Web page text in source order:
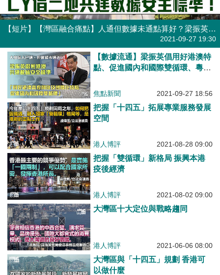
【短片】【灣區融合痛點】人通但數據未通點算好？梁振英：用好港澳高度開放和國際化特點、有效促進國內和國際雙循環、倡粵港澳三地共建數據安全標準、發揮樞紐角色、多方促進數字融合！
2021-09-27 19:30
【數據流通】梁振英倡用好港澳特
點、促進國內和國際雙循環、粵港
焦點新聞 2021-09-27 18:56
把握「十四五」拓展專業服務發展
空間
港人博評 2021-08-28 09:00
把握「雙循環」新格局 振興本港
疫後經濟
港人博評 2021-08-02 09:00
大灣區十大定位與戰略趨同
港人博評 2021-06-06 08:00
大灣區與「十四五」規劃 香港可
以做什麼